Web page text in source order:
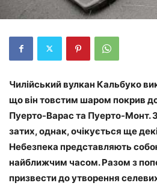
Чилійський вулкан Кальбуко
що він товстим шаром покрив
Пуерто-Варас та Пуерто-Монт.
затих, однак, очікується ще
Небезпека представляють
найближчим часом. Разом з
призвести до утворення